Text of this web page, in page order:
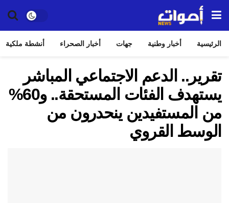
الرئيسية أخبار وطنية جهات أخبار الصحراء أنشطة ملكية
تقرير.. الدعم الاجتماعي المباشر
يستهدف الفئات المستحقة.. و60%
من المستفيدين ينحدرون من
الوسط القروي